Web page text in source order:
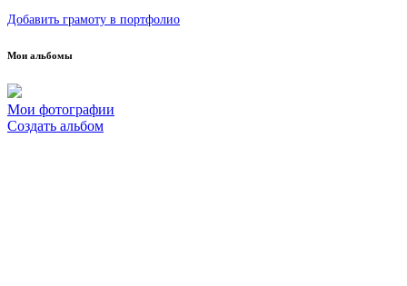
Добавить грамоту в портфолио
Мои альбомы
Мои фотографии
Создать альбом